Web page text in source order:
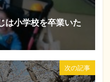
は小学校を卒業いた
次の記事